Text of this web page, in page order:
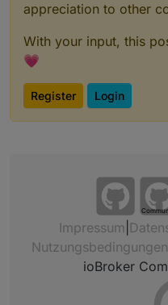
appreciation to other
With your input, this
💗
Register Login
Impressum
Nutzungsbedingungen
ioBroker